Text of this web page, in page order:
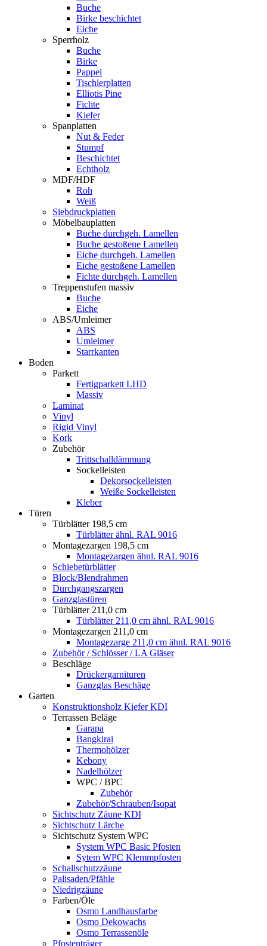
Buche
Birke beschichtet
Eiche
Sperrholz
Buche
Birke
Pappel
Tischlerplatten
Elliotis Pine
Fichte
Kiefer
Spanplatten
Nut & Feder
Stumpf
Beschichtet
Echtholz
MDF/HDF
Roh
Weiß
Siebdruckplatten
Möbelbauplatten
Buche durchgeh. Lamellen
Buche gestoßene Lamellen
Eiche durchgeh. Lamellen
Eiche gestoßene Lamellen
Fichte durchgeh. Lamellen
Treppenstufen massiv
Buche
Eiche
ABS/Umleimer
ABS
Umleimer
Starrkanten
Boden
Parkett
Fertigparkett LHD
Massiv
Laminat
Vinyl
Rigid Vinyl
Kork
Zubehör
Trittschalldämmung
Sockelleisten
Dekorsockelleisten
Weiße Sockelleisten
Kleber
Türen
Türblätter 198,5 cm
Türblätter ähnl. RAL 9016
Montagezargen 198,5 cm
Montagezargen ähnl. RAL 9016
Schiebetürblätter
Block/Blendrahmen
Durchgangszargen
Ganzglastüren
Türblätter 211,0 cm
Türblätter 211,0 cm ähnl. RAL 9016
Montagezargen 211,0 cm
Montagezarge 211,0 cm ähnl. RAL 9016
Zubehör / Schlösser / LA Gläser
Beschläge
Drückergarnituren
Ganzglas Beschäge
Garten
Konstruktionsholz Kiefer KDI
Terrassen Beläge
Garapa
Bangkirai
Thermohölzer
Kebony
Nadelhölzer
WPC / BPC
Zubehör
Zubehör/Schrauben/Isopat
Sichtschutz Zäune KDI
Sichtschutz Lärche
Sichtschutz System WPC
System WPC Basic Pfosten
Sytem WPC Klemmpfosten
Schallschutzzäune
Palisaden/Pfähle
Niedrigzäune
Farben/Öle
Osmo Landhausfarbe
Osmo Dekowachs
Osmo Terrassenöle
Pfostenträger